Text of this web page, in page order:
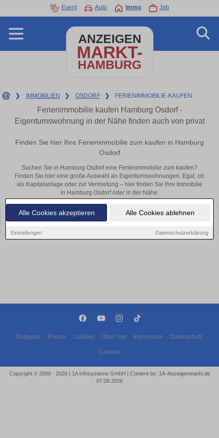
Alle Cookies akzeptieren Alle Cookies ablehnen
Einstellungen Datenschutzerklärung
Event Auto Immo Job
ANZEIGEN
MARKT-
HAMBURG
❯ IMMOBILIEN ❯ OSDORF ❯ FERIENIMMOBILIE-KAUFEN
Ferienimmobilie kaufen Hamburg Osdorf -
Eigentumswohnung in der Nähe finden auch von privat
Finden Sie hier Ihre Ferienimmobilie zum kaufen in Hamburg
Osdorf
Suchen Sie in Hamburg Osdorf eine Ferienimmobilie zum kaufen?
Finden Sie hier eine große Auswahl an Eigentumswohnungen. Egal, ob
als Kapitalanlage oder zur Vermietung – hier finden Sie Ihre Immobilie
in Hamburg Osdorf oder in der Nähe.
Leider konnten wir derzeit keine passenden Objekte finden. Schauen Sie
bald wieder vorbei!
Ratgeber Presse Lokales Über Uns Impressum Datenschutz
Cookies
Copyright © 2000 - 2026 | 1A Infosysteme GmbH | Content by: 1A-Anzeigenmarkt.de
07.08.2026